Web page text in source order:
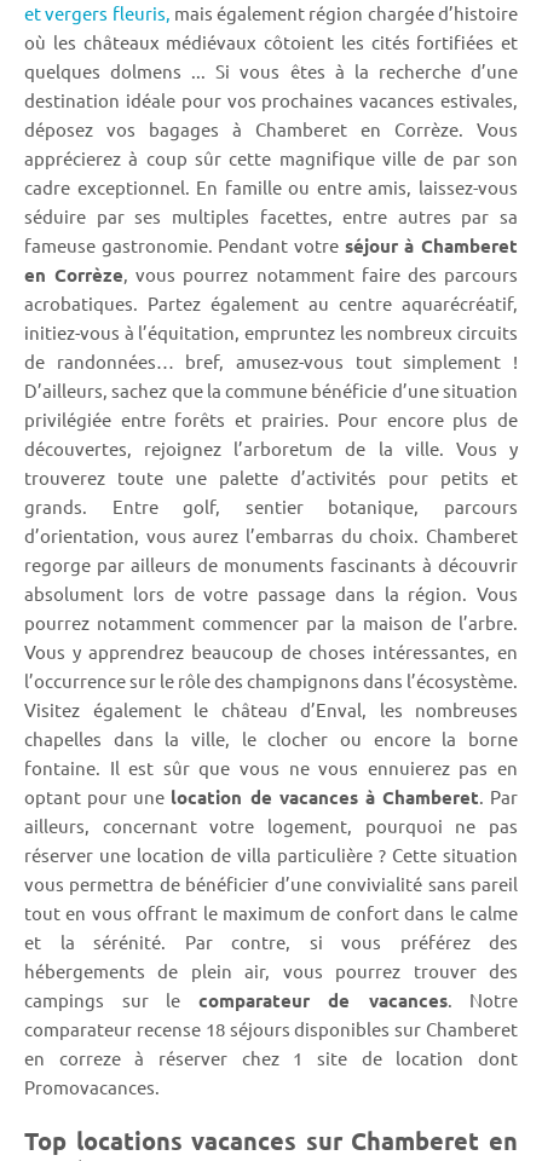
et vergers fleuris, mais également région chargée d’histoire
où les châteaux médiévaux côtoient les cités fortifiées et
quelques dolmens ... Si vous êtes à la recherche d’une
destination idéale pour vos prochaines vacances estivales,
déposez vos bagages à Chamberet en Corrèze. Vous
apprécierez à coup sûr cette magnifique ville de par son
cadre exceptionnel. En famille ou entre amis, laissez-vous
séduire par ses multiples facettes, entre autres par sa
fameuse gastronomie. Pendant votre séjour à Chamberet
en Corrèze, vous pourrez notamment faire des parcours
acrobatiques. Partez également au centre aquarécréatif,
initiez-vous à l’équitation, empruntez les nombreux circuits
de randonnées… bref, amusez-vous tout simplement !
D’ailleurs, sachez que la commune bénéficie d’une situation
privilégiée entre forêts et prairies. Pour encore plus de
découvertes, rejoignez l’arboretum de la ville. Vous y
trouverez toute une palette d’activités pour petits et
grands. Entre golf, sentier botanique, parcours
d’orientation, vous aurez l’embarras du choix. Chamberet
regorge par ailleurs de monuments fascinants à découvrir
absolument lors de votre passage dans la région. Vous
pourrez notamment commencer par la maison de l’arbre.
Vous y apprendrez beaucoup de choses intéressantes, en
l’occurrence sur le rôle des champignons dans l’écosystème.
Visitez également le château d’Enval, les nombreuses
chapelles dans la ville, le clocher ou encore la borne
fontaine. Il est sûr que vous ne vous ennuierez pas en
optant pour une location de vacances à Chamberet. Par
ailleurs, concernant votre logement, pourquoi ne pas
réserver une location de villa particulière ? Cette situation
vous permettra de bénéficier d’une convivialité sans pareil
tout en vous offrant le maximum de confort dans le calme
et la sérénité. Par contre, si vous préférez des
hébergements de plein air, vous pourrez trouver des
campings sur le comparateur de vacances. Notre
comparateur recense 18 séjours disponibles sur Chamberet
en correze à réserver chez 1 site de location dont
Promovacances.
Top locations vacances sur Chamberet en